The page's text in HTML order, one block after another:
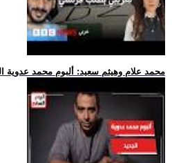
.. محمد علام وهيثم سعيد: ألبوم محمد عدوية